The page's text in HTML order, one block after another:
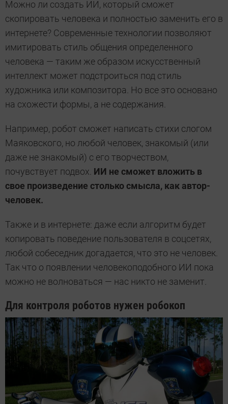
Можно ли создать ИИ, который сможет
скопировать человека и полностью заменить его в
интернете? Современные технологии позволяют
имитировать стиль общения определенного
человека — таким же образом искусственный
интеллект может подстроиться под стиль
художника или композитора. Но все это основано
на схожести формы, а не содержания.
Например, робот сможет написать стихи слогом
Маяковского, но любой человек, знакомый (или
даже не знакомый) с его творчеством,
почувствует подвох. ИИ не сможет вложить в
свое произведение столько смысла, как автор-
человек.
Также и в интернете: даже если алгоритм будет
копировать поведение пользователя в соцсетях,
любой собеседник догадается, что это не человек.
Так что о появлении человекоподобного ИИ пока
можно не волноваться — нас никто не заменит.
Для контроля роботов нужен робокоп